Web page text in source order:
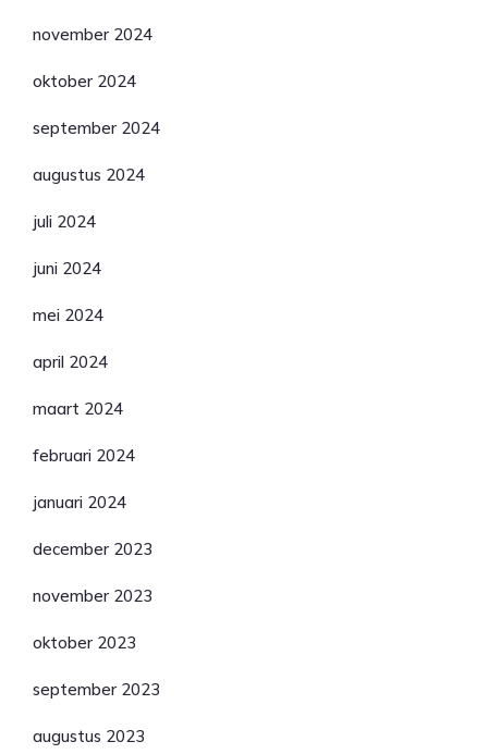
november 2024
oktober 2024
september 2024
augustus 2024
juli 2024
juni 2024
mei 2024
april 2024
maart 2024
februari 2024
januari 2024
december 2023
november 2023
oktober 2023
september 2023
augustus 2023